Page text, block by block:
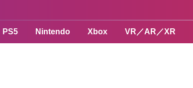
PS5 Nintendo Xbox VR／AR／XR